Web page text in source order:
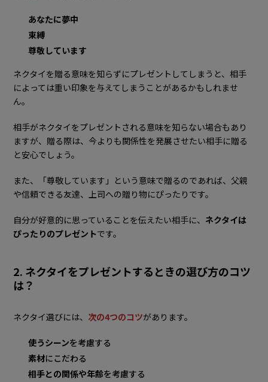
あなたに夢中
束縛
尊敬しています
ネクタイを贈る意味を知らずにプレゼントしてしまうと、相手
によっては重い印象を与えてしまうことがあるかもしれませ
ん。
相手がネクタイをプレゼントされる意味を知らない場合もあり
ますが、贈る際は、今よりも関係性を発展させたい相手に贈る
と安心でしょう。
また、「尊敬しています」という意味で贈るのであれば、父親
や信頼できる友達、上司への贈り物にぴったりです。
自分が好意的に思っていることを伝えたい相手に、 ネクタイは
ぴったりのプレゼントです。
2. ネクタイをプレゼントするときの選び方のコツ
は？
ネクタイ選びには、 次の4つのコツがあります。
使うシーンを考慮する
素材にこだわる
相手との関係や年齢を考慮する